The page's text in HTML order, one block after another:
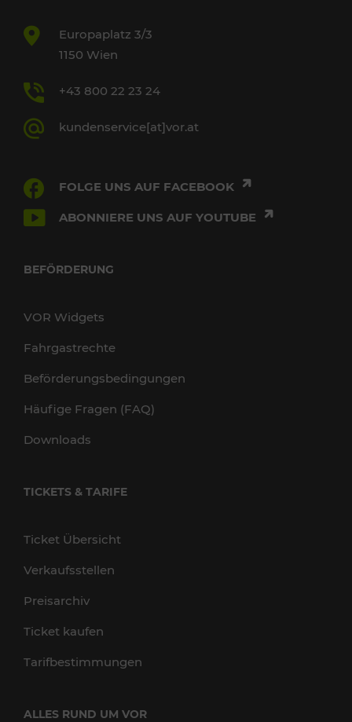
Europaplatz 3/3
1150 Wien
+43 800 22 23 24
kundenservice[at]vor.at
FOLGE UNS AUF FACEBOOK
ABONNIERE UNS AUF YOUTUBE
BEFÖRDERUNG
VOR Widgets
Fahrgastrechte
Beförderungsbedingungen
Häufige Fragen (FAQ)
Downloads
TICKETS & TARIFE
Ticket Übersicht
Verkaufsstellen
Preisarchiv
Ticket kaufen
Tarifbestimmungen
ALLES RUND UM VOR